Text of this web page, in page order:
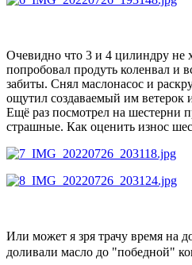
Очевидно что 3 и 4 цилиндру не
попробовал продуть коленвал и
забиты. Снял маслонасос и
ощутил создаваемый им ветерок
Ещё раз посмотрел на шестерни
страшные. Как оценить износ
Или может я зря трачу время на
доливали масло до "победной"